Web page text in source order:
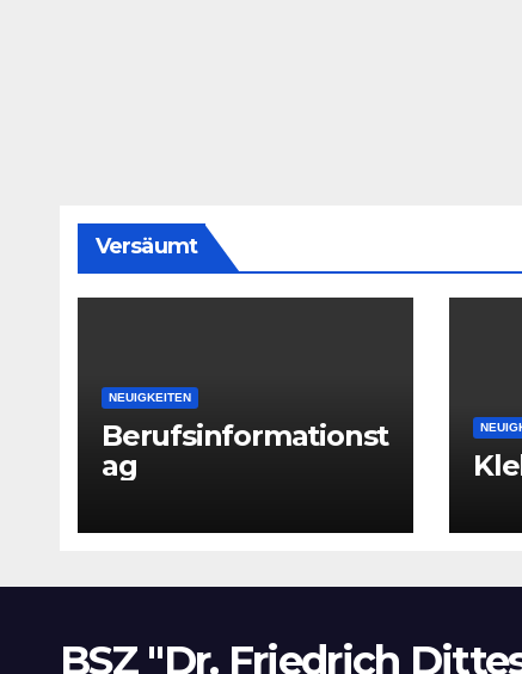
Versäumt
NEUIGKEITEN
Berufsinformationst
ag
BSZ "Dr. Friedrich